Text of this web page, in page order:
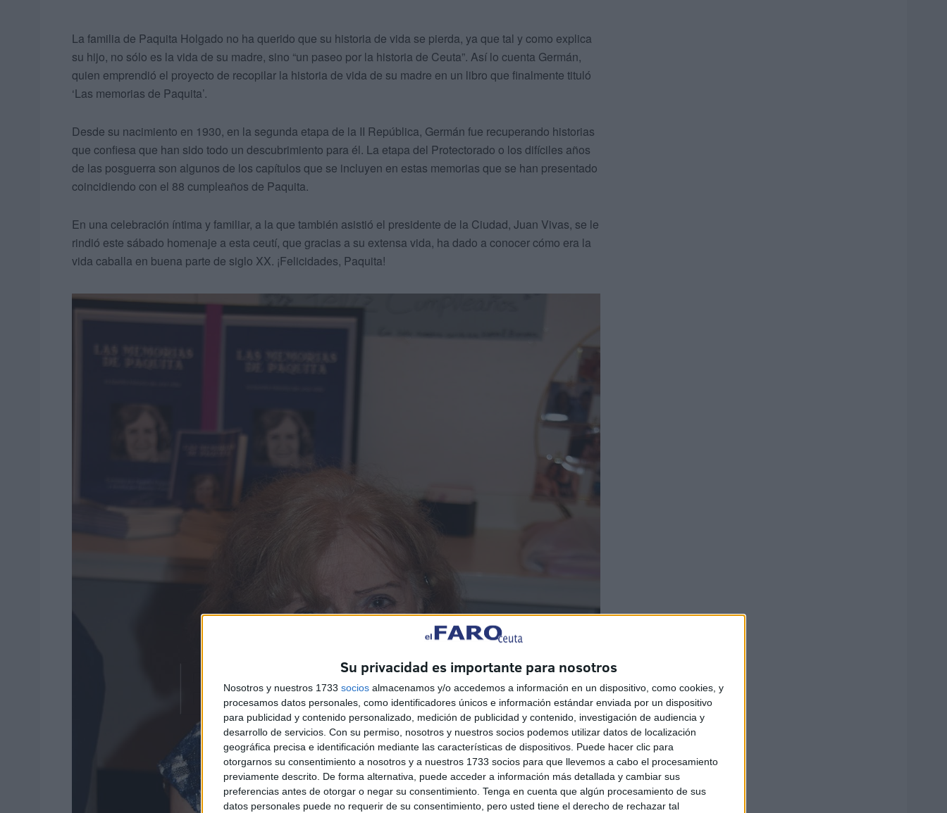
Su privacidad es importante para nosotros
Nosotros y nuestros 1733 socios almacenamos y/o accedemos a información en un dispositivo, como cookies, y
procesamos datos personales, como identificadores únicos e información estándar enviada por un dispositivo
para publicidad y contenido personalizado, medición de publicidad y contenido, investigación de audiencia y
desarrollo de servicios. Con su permiso, nosotros y nuestros socios podemos utilizar datos de localización
geográfica precisa e identificación mediante las características de dispositivos. Puede hacer clic para
otorgarnos su consentimiento a nosotros y a nuestros 1733 socios para que llevemos a cabo el procesamiento
previamente descrito. De forma alternativa, puede acceder a información más detallada y cambiar sus
preferencias antes de otorgar o negar su consentimiento. Tenga en cuenta que algún procesamiento de sus
datos personales puede no requerir de su consentimiento, pero usted tiene el derecho de rechazar tal
La familia de Paquita Holgado no ha querido que su historia de vida se pierda, ya que tal y como explica
su hijo, no sólo es la vida de su madre, sino “un paseo por la historia de Ceuta”. Así lo cuenta Germán,
quien emprendió el proyecto de recopilar la historia de vida de su madre en un libro que finalmente tituló
‘Las memorias de Paquita’.
Desde su nacimiento en 1930, en la segunda etapa de la II República, Germán fue recuperando historias
que confiesa que han sido todo un descubrimiento para él. La etapa del Protectorado o los difíciles años
de las posguerra son algunos de los capítulos que se incluyen en estas memorias que se han presentado
coincidiendo con el 88 cumpleaños de Paquita.
En una celebración íntima y familiar, a la que también asistió el presidente de la Ciudad, Juan Vivas, se le
rindió este sábado homenaje a esta ceutí, que gracias a su extensa vida, ha dado a conocer cómo era la
vida caballa en buena parte de siglo XX. ¡Felicidades, Paquita!